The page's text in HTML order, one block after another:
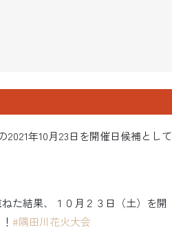
年10月23日を開催日候補として
た結果、１０月２３日（土）を開
#隅田川花火大会